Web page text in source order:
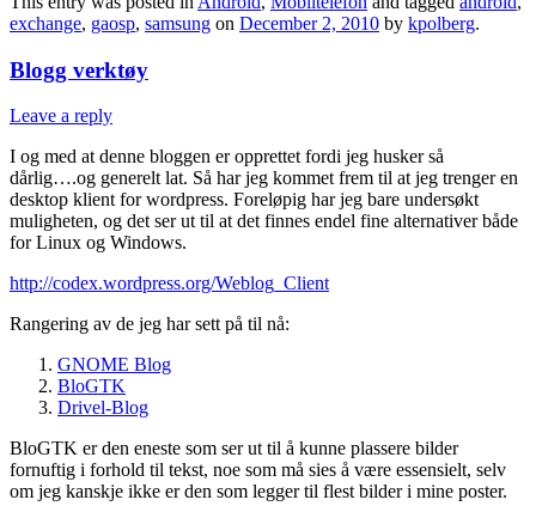
exchange, gaosp, samsung on December 2, 2010 by kpolberg.
Blogg verktøy
Leave a reply
I og med at denne bloggen er opprettet fordi jeg husker så
dårlig….og generelt lat. Så har jeg kommet frem til at jeg trenger en
desktop klient for wordpress. Foreløpig har jeg bare undersøkt
muligheten, og det ser ut til at det finnes endel fine alternativer både
for Linux og Windows.
http://codex.wordpress.org/Weblog_Client
Rangering av de jeg har sett på til nå:
GNOME Blog
BloGTK
Drivel-Blog
BloGTK er den eneste som ser ut til å kunne plassere bilder
fornuftig i forhold til tekst, noe som må sies å være essensielt, selv
om jeg kanskje ikke er den som legger til flest bilder i mine poster.